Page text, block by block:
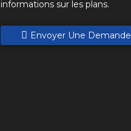
informations sur les plans.
Envoyer Une Demande